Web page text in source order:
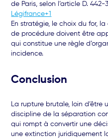
de Paris, selon l’article D.
Légifrance+1
En stratégie, le choix du for,
de procédure doivent être
qui constitue une règle
incidence.
Conclusion
La rupture brutale, loin d’être
discipline de la séparation
qui rompt à convertir une
une extinction juridiquement